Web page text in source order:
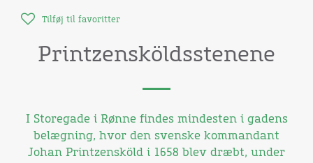
Tilføj til favoritter
Printzensköldsstenene
I Storegade i Rønne findes mindesten i gadens
belægning, hvor den svenske kommandant
Johan Printzensköld i 1658 blev dræbt, under